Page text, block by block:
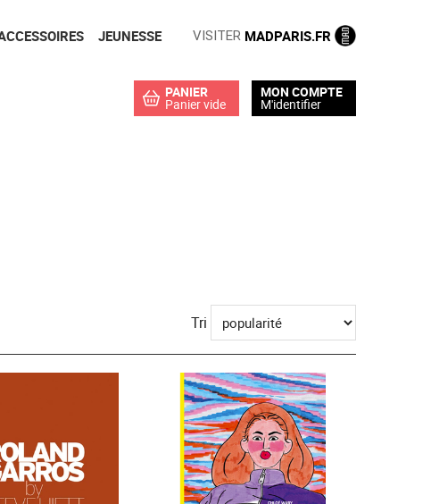
PANIER
Panier vide
MON COMPTE
M'identifier
JEUNESSE VISITERMADPARIS.FR
Tri